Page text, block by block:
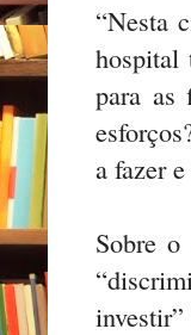
“Nesta
hospital
para as
a fazer
Sobre